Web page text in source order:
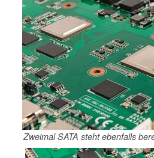
Zweimal SATA steht ebenfalls